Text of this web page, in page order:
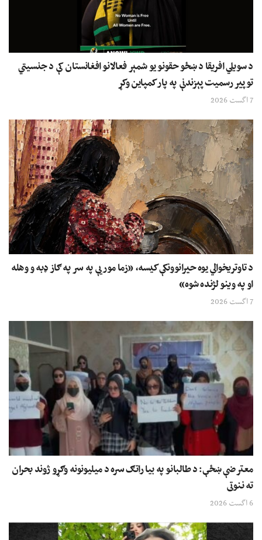
د سویلي افریقا د ښځو حقونو یو شمېر فعالانو افغانستان کې د جنسیتي
توپیر رسمیت پېزندنې په پار کمپاین وکړ
7 اگست 2026
د تاوتریخوالي یوه حیرانوونکې کیسه، «زما مور یې په سر په ګاز ډبه و وهله
او په وینو لژنده شوه»
7 اگست 2026
معترضې ښځې: د طالبانو په بیا راتګ سره د میلیونونه وګړو ژوند بحران
ته ننوتی
6 اگست 2026